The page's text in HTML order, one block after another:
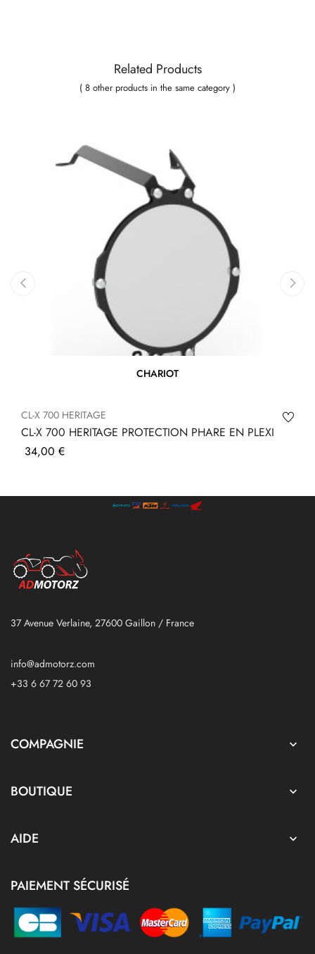
Related Products
( 8 other products in the same category )
CHARIOT
CL-X 700 HERITAGE
CL-X 700 HERITAGE PROTECTION PHARE EN PLEXI
Prix
34,00 €
37 Avenue Verlaine, 27600 Gaillon / France
info@admotorz.com
+33 6 67 72 60 93
COMPAGNIE 
BOUTIQUE 
AIDE 
PAIEMENT SÉCURISÉ